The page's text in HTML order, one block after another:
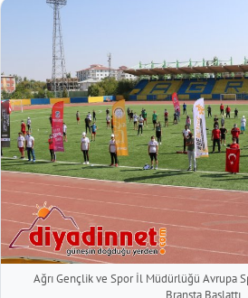
Ağrı Gençlik ve Spor İl Müdürlüğü Avrupa
Branşta Başlattı